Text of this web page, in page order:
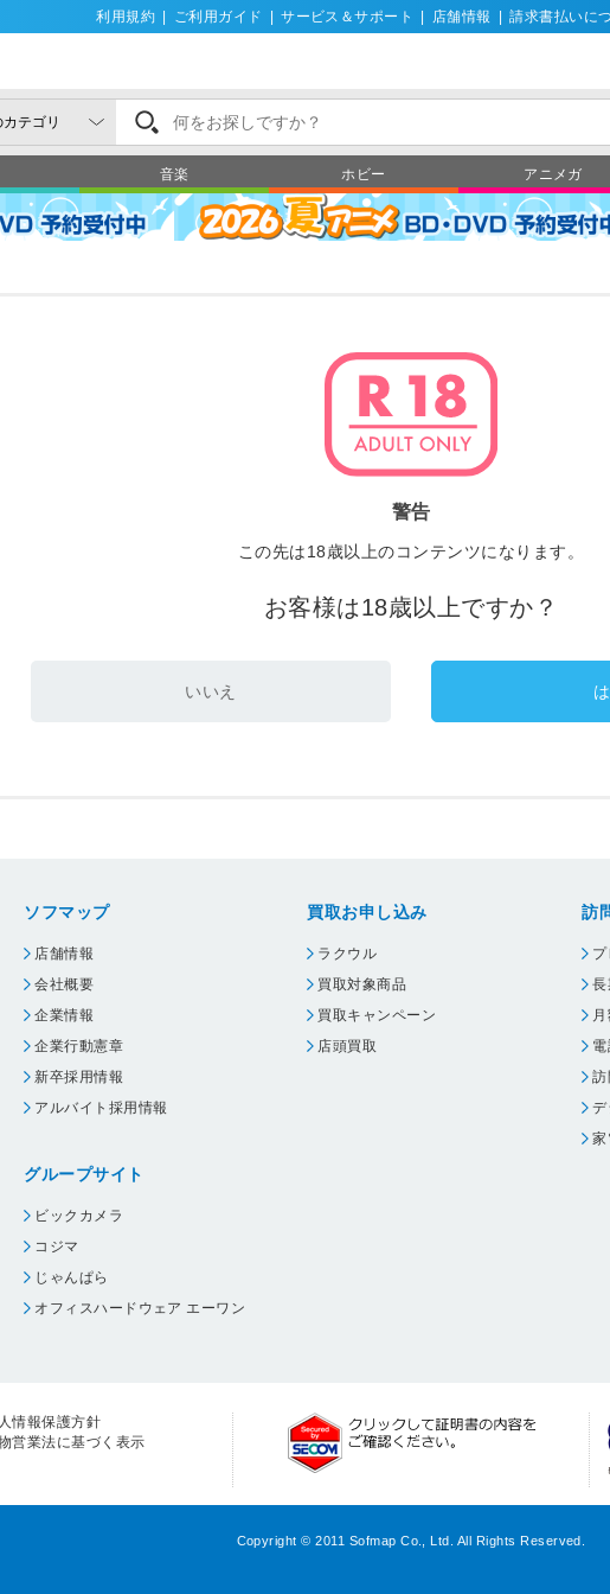
利用規約 ご利用ガイド サービス＆サポート 店舗情報 請求書払いに
音楽 ホビー アニメガ
警告
この先は18歳以上のコンテンツになります。
お客様は18歳以上ですか？
いいえ
ソフマップ
店舗情報
会社概要
企業情報
企業行動憲章
新卒採用情報
アルバイト採用情報
グループサイト
ビックカメラ
コジマ
じゃんぱら
オフィスハードウェア エーワン
買取お申し込み
ラクウル
買取対象商品
買取キャンペーン
店頭買取
訪
長
電
訪
デ
家
情報保護方針
営業法に基づく表示
Copyright © 2011 Sofmap Co., Ltd. All Rights Reserved.